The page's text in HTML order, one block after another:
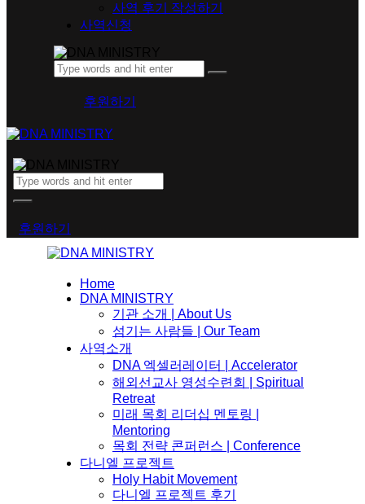
사역 후기 작성하기
사역신청
후원하기
후원하기
Home
DNA MINISTRY
기관 소개 | About Us
섬기는 사람들 | Our Team
사역소개
DNA 엑셀러레이터​ | Accelerator
해외선교사 영성수련회 | Spiritual
Retreat
미래 목회 리더십 멘토링 |
Mentoring
목회 전략 콘퍼런스 | Conference
다니엘 프로젝트
Holy Habit Movement
다니엘 프로젝트 후기